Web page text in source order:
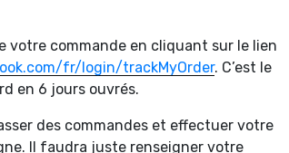
votre commande en cliquant sur le lien
fr/login/trackMyOrder. C’est le
en 6 jours ouvrés.
des commandes et effectuer votre
Il faudra juste renseigner votre